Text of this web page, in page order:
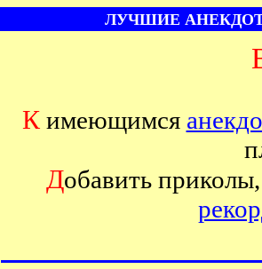
ЛУЧШИЕ
Кимеющимся
Добавить